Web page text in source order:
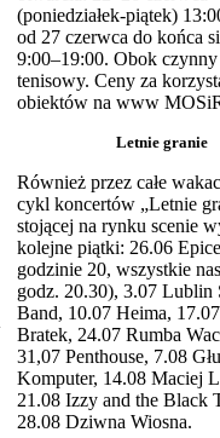
(poniedziałek-piątek)
od 27 czerwca do końca
9:00–19:00. Obok
tenisowy. Ceny za
obiektów na www
Letnie granie
Również przez całe
cykl koncertów „Letnie
stojącej na rynku scenie
kolejne piątki: 26.06
godzinie 20, wszystkie
godz. 20.30), 3.07 Lublin
Band, 10.07 Heima,
Bratek, 24.07 Rumba
31,07 Penthouse, 7.08
Komputer, 14.08 Maciej
21.08 Izzy and the Black
28.08 Dziwna Wiosna.